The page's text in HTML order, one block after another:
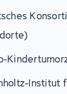
Institut